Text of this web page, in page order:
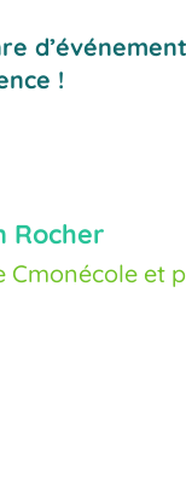
!
Rocher
Cmonécole et